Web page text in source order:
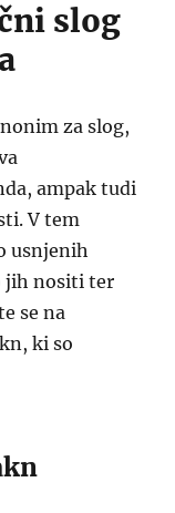
slog
za slog,
ampak tudi
V tem
usnjenih
jih nositi ter
se na
ki so